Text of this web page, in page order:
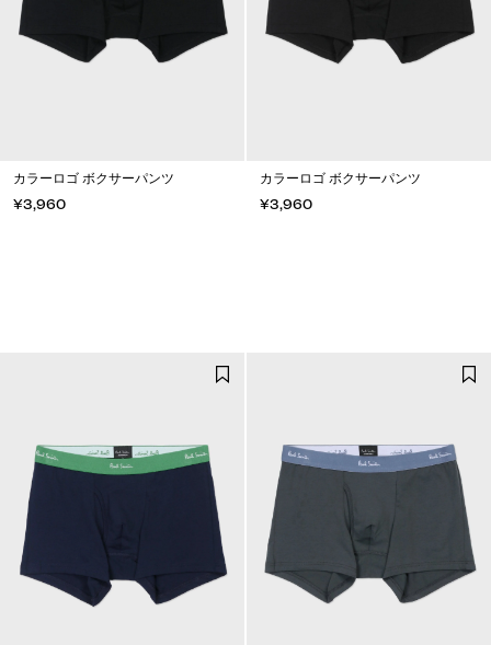
カラーロゴ ボクサーパンツ
¥3,960
カラーロゴ ボクサーパンツ
¥3,960